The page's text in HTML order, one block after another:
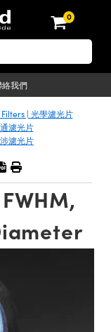
0
絡我們
| 光學濾光片
濾光片
濾光片